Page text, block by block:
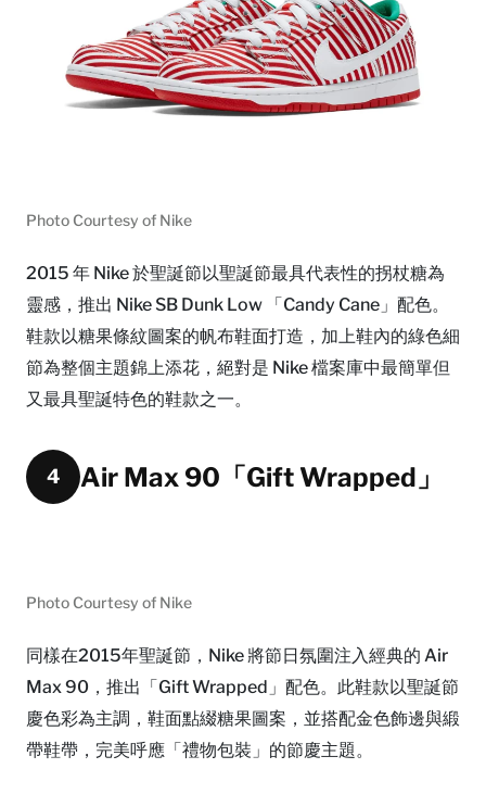
Photo Courtesy of Nike
2015 年 Nike 於聖誕節以聖誕節最具代表性的拐杖糖為
靈感，推出 Nike SB Dunk Low 「Candy Cane」配色。
鞋款以糖果條紋圖案的帆布鞋面打造，加上鞋內的綠色細
節為整個主題錦上添花，絕對是 Nike 檔案庫中最簡單但
又最具聖誕特色的鞋款之一。
4 Air Max 90「Gift Wrapped」
Photo Courtesy of Nike
同樣在2015年聖誕節，Nike 將節日氛圍注入經典的 Air
Max 90，推出「Gift Wrapped」配色。此鞋款以聖誕節
慶色彩為主調，鞋面點綴糖果圖案，並搭配金色飾邊與緞
帶鞋帶，完美呼應「禮物包裝」的節慶主題。